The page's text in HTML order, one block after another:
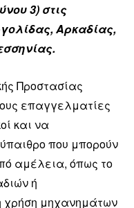
3) στις
Αρκαδίας,
Προστασίας
επαγγελματίες
και να
που μπορούν
αμέλεια, όπως το
ή
χρήση μηχανημάτων